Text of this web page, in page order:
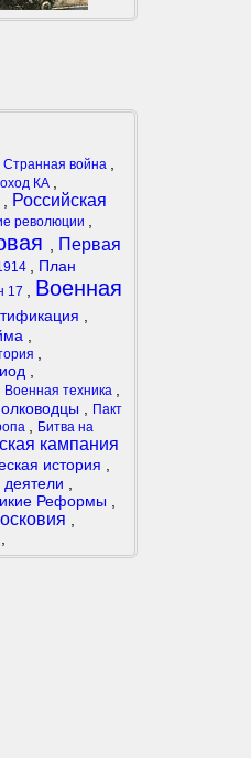
Странная война
КА
Российская
революции
Первая
План
17
Военная
Военная техника
Пакт
Битва на
кампания
история
деятели
Реформы